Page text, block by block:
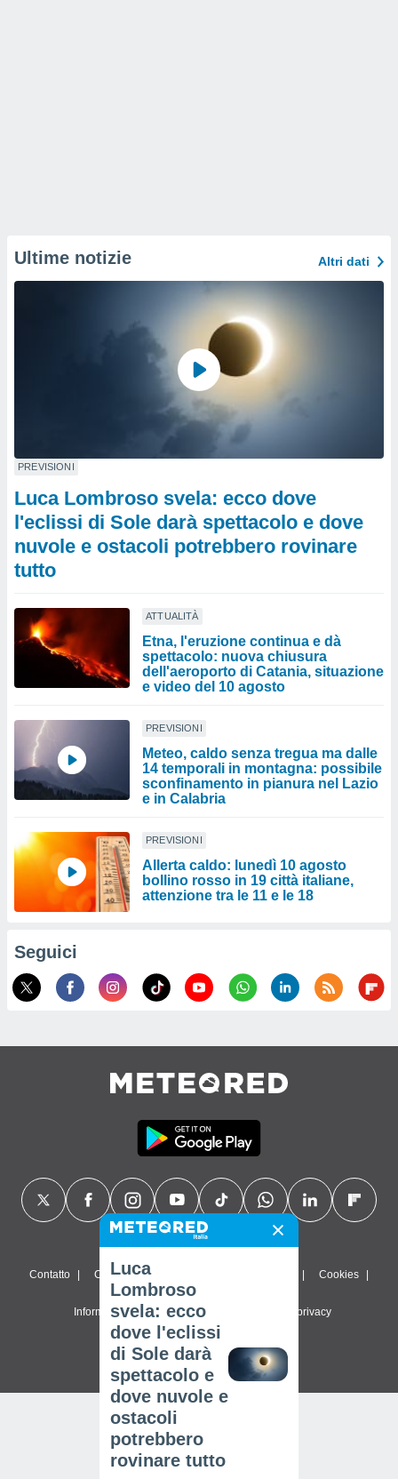
Ultime notizie Altri dati
PREVISIONI
Luca Lombroso svela: ecco dove
l'eclissi di Sole darà spettacolo e dove
nuvole e ostacoli potrebbero rovinare
tutto
ATTUALITÀ
Etna, l'eruzione continua e dà
spettacolo: nuova chiusura
dell'aeroporto di Catania, situazione
e video del 10 agosto
PREVISIONI
Meteo, caldo senza tregua ma dalle
14 temporali in montagna: possibile
sconfinamento in pianura nel Lazio
e in Calabria
PREVISIONI
Allerta caldo: lunedì 10 agosto
bollino rosso in 19 città italiane,
attenzione tra le 11 e le 18
Seguici
Contatto Chi siamo Cookies
Informativa sulla privacy Impostazioni sulla privacy
© 2026 Meteored. Tutti i diritti riservati
Luca
Lombroso
svela: ecco
dove l'eclissi
di Sole darà
spettacolo e
dove nuvole e
ostacoli
potrebbero
rovinare tutto